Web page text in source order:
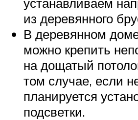
из деревянного
В деревянном
можно крепить
на дощатый
том случае, если
планируется
подсветки.